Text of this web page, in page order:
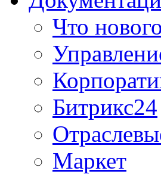
Что
Битрикс24
Маркет